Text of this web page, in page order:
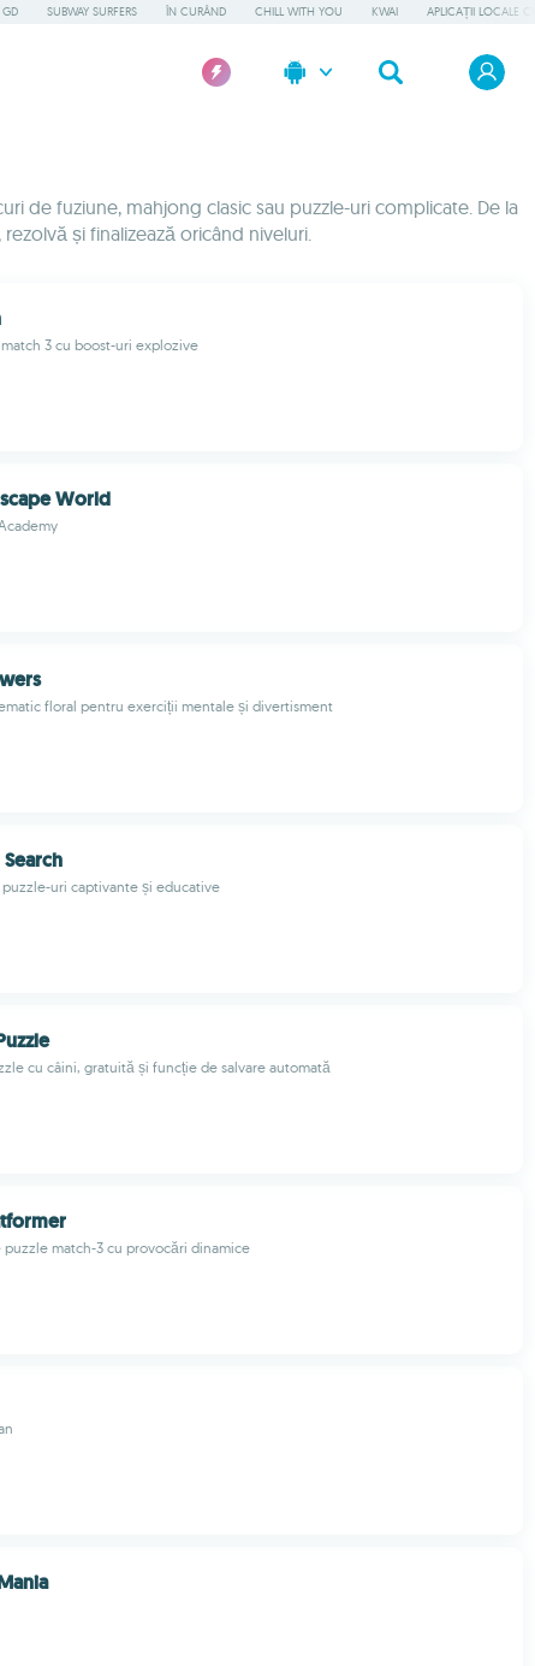
GD SUBWAY SURFERS ÎN CURÂND CHILL WITH YOU KWAI APLICAȚII LOCALE
de fuziune, mahjong clasic sau puzzle-uri complicate. De la
și finalizează oricând niveluri.
3 cu boost-uri explozive
World
floral pentru exerciții mentale și divertisment
uri captivante și educative
cu câini, gratuită și funcție de salvare automată
puzzle match-3 cu provocări dinamice